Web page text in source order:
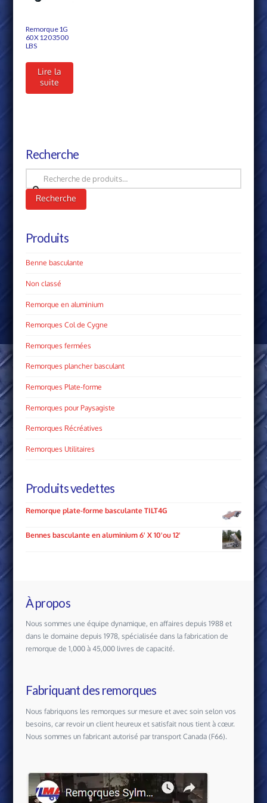
Remorque 1G
60 X 120 3500
LBS
Lire la
suite
Recherche
Recherche
pour :
Recherche
Produits
Benne basculante
Non classé
Remorque en aluminium
Remorques Col de Cygne
Remorques fermées
Remorques plancher basculant
Remorques Plate­-forme
Remorques pour Paysagiste
Remorques Récréatives
Remorques Utilitaires
Produits vedettes
Remorque plate-forme basculante TILT4G
Bennes basculante en aluminium 6' X 10'ou 12'
À propos
Nous sommes une équipe dynamique, en affaires depuis 1988 et
dans le domaine depuis 1978, spécialisée dans la fabrication de
remorque de 1,000 à 45,000 livres de capacité.
Fabriquant des remorques
Nous fabriquons les remorques sur mesure et avec soin selon vos
besoins, car revoir un client heureux et satisfait nous tient à cœur.
Nous sommes un fabricant autorisé par transport Canada (F66).